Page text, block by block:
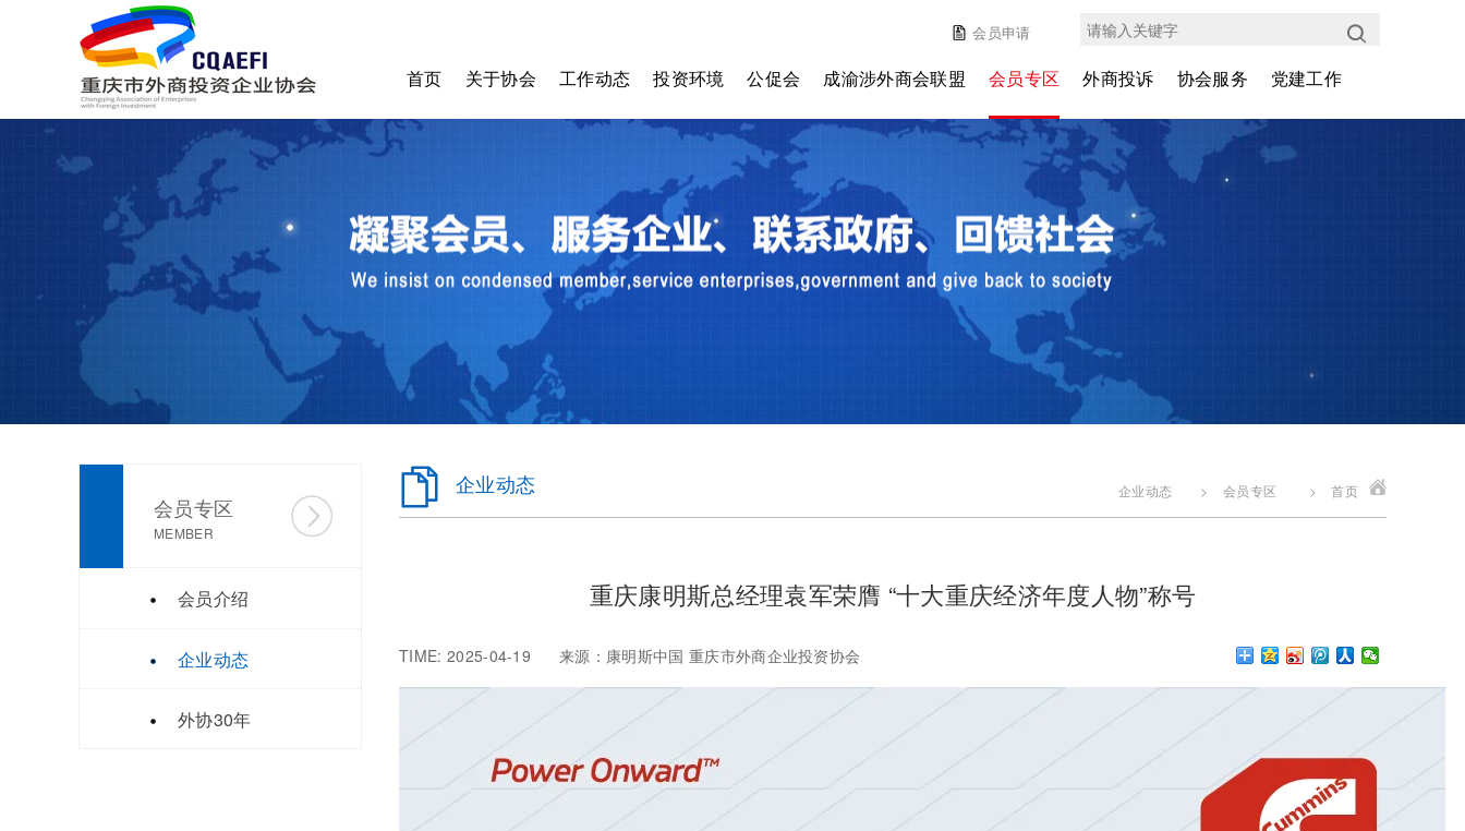
会员申请
首页 关于协会
监事会
秘书处
收费标准
加入我们
工作动态
通知公告
投资环境
历年投资环境报告
投资环境测评
其它报告
公促会
主任委员
副主任委员
会员单位
成渝涉外商会联盟 会员专区
会员介绍
企业动态
外协30年
外商投诉
投诉协调中心
管理办法
投诉协调平台
协会服务
会员权益
商务代办
党建工作
会员专区
MEMBER
会员介绍
企业动态
外协30年
企业动态 企业动态 > 会员专区 > 首页
重庆康明斯总经理袁军荣膺 “十大重庆经济年度人物”称号
TIME: 2025-04-19 来源：康明斯中国 重庆市外商企业投资协会